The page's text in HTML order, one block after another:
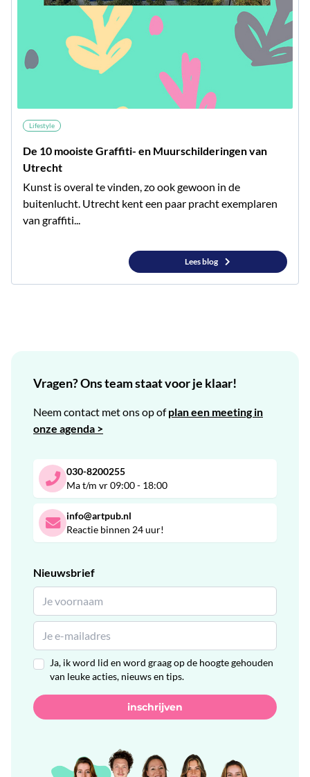
Lifestyle
De 10 mooiste Graffiti- en Muurschilderingen van
Utrecht
Kunst is overal te vinden, zo ook gewoon in de
buitenlucht. Utrecht kent een paar pracht exemplaren
van graffiti...
Lees blog
Vragen? Ons team staat voor je klaar!
Neem contact met ons op ofplan een meeting in
onze agenda >
030-8200255
Ma t/m vr 09:00 - 18:00
info@artpub.nl
Reactie binnen 24 uur!
Nieuwsbrief
Ja, ik word lid en word graag op de hoogte gehouden
van leuke acties, nieuws en tips.